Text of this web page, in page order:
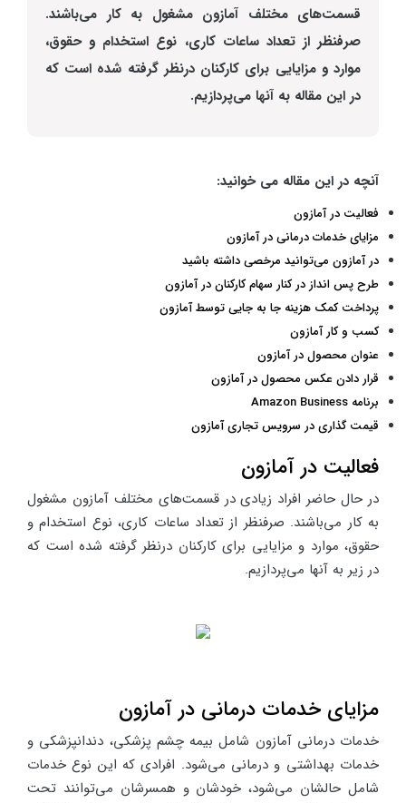
قسمت‌های مختلف آمازون مشغول به کار می‌باشند.
صرفنظر از تعداد ساعات کاری، نوع استخدام و حقوق،
موارد و مزایایی برای کارکنان درنظر گرفته شده است که
در این مقاله به آنها می‌پردازیم.
آنچه در این مقاله می خوانید:
فعالیت در آمازون
مزایای خدمات درمانی در آمازون
در آمازون می‌توانید مرخصی داشته باشید
طرح پس انداز در کنار سهام کارکنان در آمازون
پرداخت کمک هزینه جا به جایی توسط آمازون
کسب و کار آمازون
عنوان محصول در آمازون
قرار دادن عکس محصول در آمازون
برنامه Amazon Business
قیمت گذاری در سرویس تجاری آمازون
فعالیت در آمازون
در حال حاضر افراد زیادی در قسمت‌های مختلف آمازون مشغول
به کار می‌باشند. صرفنظر از تعداد ساعات کاری، نوع استخدام و
حقوق، موارد و مزایایی برای کارکنان درنظر گرفته شده است که
در زیر به آنها می‌پردازیم.
مزایای خدمات درمانی در آمازون
خدمات درمانی آمازون شامل بیمه چشم پزشکی، دندانپزشکی و
خدمات بهداشتی و درمانی می‌شود. افرادی که این نوع خدمات
شامل حالشان می‌شود، خودشان و همسرشان می‌توانند تحت